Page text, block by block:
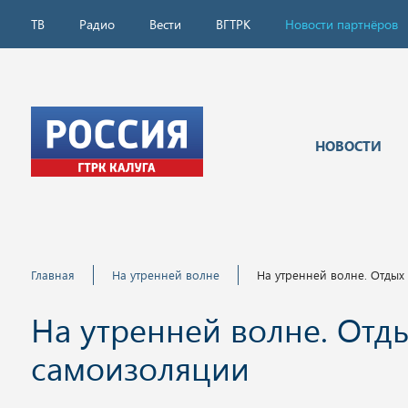
ТВ Радио Вести ВГТРК Новости партнёров
НОВОСТИ
Главная На утренней волне На утренней волне.
На утренней волне.
самоизоляции